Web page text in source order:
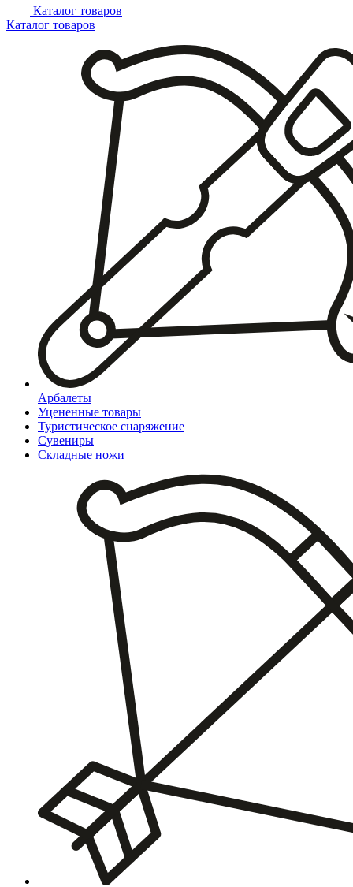
Каталог товаров
Каталог товаров
Арбалеты
Уцененные товары
Туристическое снаряжение
Сувениры
Складные ножи